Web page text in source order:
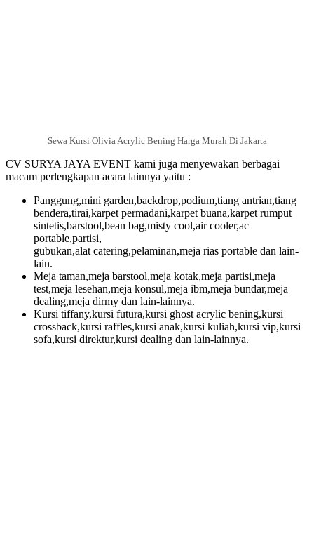
Sewa Kursi Olivia Acrylic Bening Harga Murah Di Jakarta
CV SURYA JAYA EVENT kami juga menyewakan berbagai
macam perlengkapan acara lainnya yaitu :
Panggung,mini garden,backdrop,podium,tiang antrian,tiang
bendera,tirai,karpet permadani,karpet buana,karpet rumput
sintetis,barstool,bean bag,misty cool,air cooler,ac
portable,partisi,
gubukan,alat catering,pelaminan,meja rias portable dan lain-
lain.
Meja taman,meja barstool,meja kotak,meja partisi,meja
test,meja lesehan,meja konsul,meja ibm,meja bundar,meja
dealing,meja dirmy dan lain-lainnya.
Kursi tiffany,kursi futura,kursi ghost acrylic bening,kursi
crossback,kursi raffles,kursi anak,kursi kuliah,kursi vip,kursi
sofa,kursi direktur,kursi dealing dan lain-lainnya.